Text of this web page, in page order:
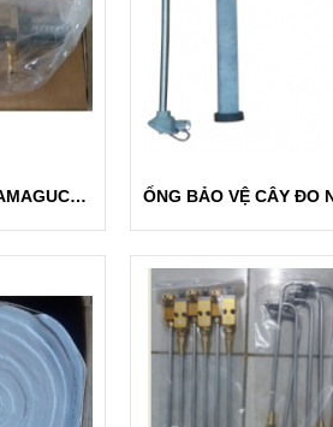
BƠM NHỚT - YAMAGUCHI GIKEN